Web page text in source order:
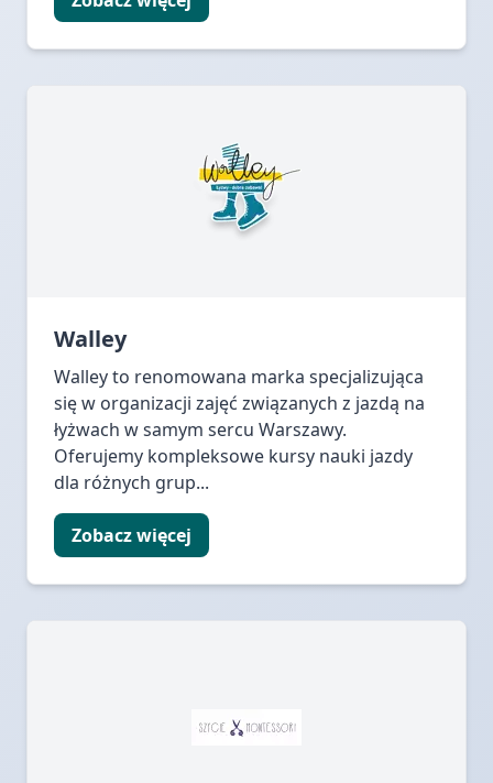
Walley
Walley to renomowana marka specjalizująca
się w organizacji zajęć związanych z jazdą na
łyżwach w samym sercu Warszawy.
Oferujemy kompleksowe kursy nauki jazdy
dla różnych grup...
Zobacz więcej